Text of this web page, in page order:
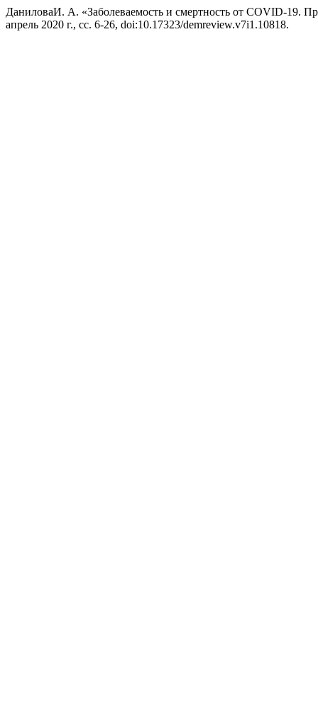
ДаниловаИ. А. «Заболеваемость и смертность от COVID-19.
апрель 2020 г., сс. 6-26, doi:10.17323/demreview.v7i1.10818.